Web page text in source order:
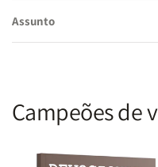
Assunto
Campeões de